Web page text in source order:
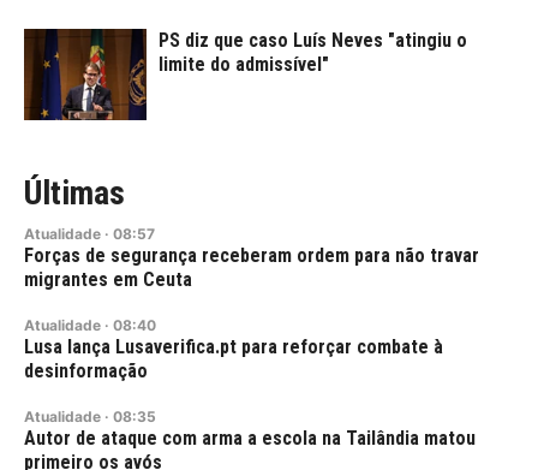
PS diz que caso Luís Neves "atingiu o
limite do admissível"
Últimas
Atualidade · 08:57
Forças de segurança receberam ordem para não travar
migrantes em Ceuta
Atualidade · 08:40
Lusa lança Lusaverifica.pt para reforçar combate à
desinformação
Atualidade · 08:35
Autor de ataque com arma a escola na Tailândia matou
primeiro os avós